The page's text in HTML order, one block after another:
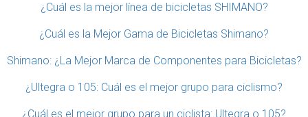
¿Cuál es la mejor línea de bicicletas SHIMANO?
¿Cuál es la Mejor Gama de Bicicletas Shimano?
Shimano: ¿La Mejor Marca de Componentes para Bicicletas?
¿Ultegra o 105: Cuál es el mejor grupo para ciclismo?
¿Cuál es el mejor grupo para un ciclista: Ultegra o 105?